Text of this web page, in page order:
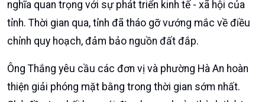
đảm bảo Khu đô thị phức hợp Hạ Long Xanh được khởi
công vào ngày 19/12.
Khu đô thị phức hợp Hạ Long Xanh của Tập đoàn
Vingroup. Bí thư tỉnh ủy Vũ Đại Thắng cho biết đây là